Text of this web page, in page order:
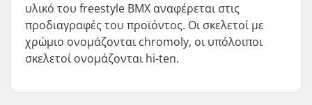
υλικό του freestyle BMX αναφέρεται στις
προδιαγραφές του προϊόντος. Οι σκελετοί με
χρώμιο ονομάζονται chromoly, οι υπόλοιποι
σκελετοί ονομάζονται hi-ten.